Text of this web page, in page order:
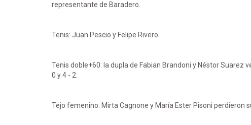
representante de Baradero.
Tenis: Juan Pescio y Felipe Rivero
Tenis doble+60: la dupla de Fabian Brandoni y Néstor Suarez
0 y 4 - 2.
Tejo femenino: Mirta Cagnone y María Ester Pisoni perdieron